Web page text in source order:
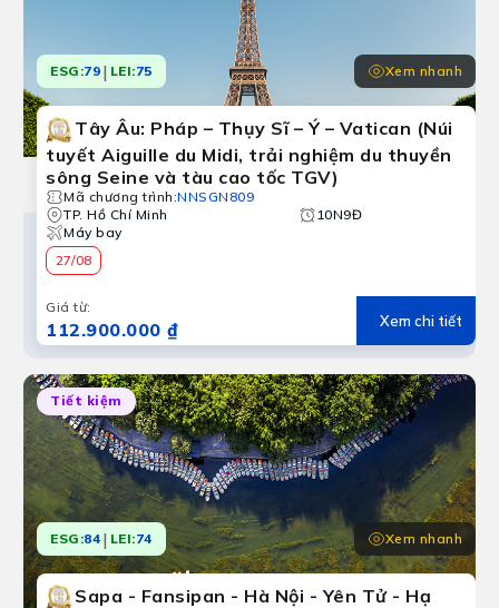
Du lịch Lễ 2/9
nhau tận hưởng những phút giây sum vầy trên
ESG:79 | LEI:75 Xem nhanh
Tây Âu: Pháp – Thụy Sĩ – Ý – Vatican (Núi
tuyết Aiguille du Midi, trải nghiệm du thuyền
sông Seine và tàu cao tốc TGV)
Mã chương trình:NNSGN809
TP. Hồ Chí Minh
10N9Đ
Máy bay
27/08
Giá từ:
112.900.000 ₫ Xem chi tiết
Tiết kiệm
ESG:84 | LEI:74 Xem nhanh
Sapa - Fansipan - Hà Nội - Yên Tử - Hạ